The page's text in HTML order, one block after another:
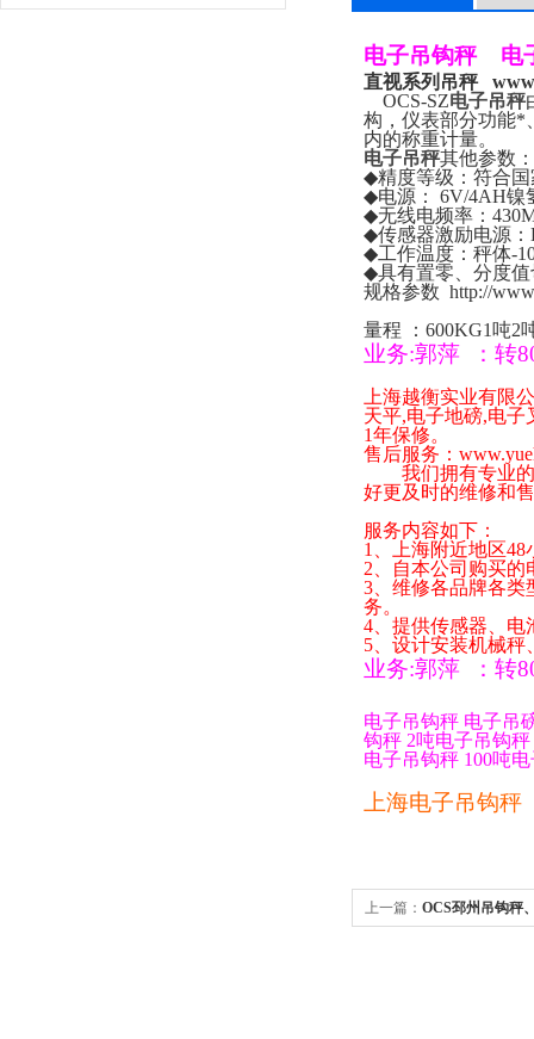
电子吊钩秤 电
直视系列吊秤
OCS-SZ电子吊秤
构，仪表部分功能*
内的称重计量。
电子吊秤其他参数：
◆精度等级：符合
◆电源： 6V/4AH镍
◆无线电频率：
◆传感器激励电源：
◆工作温度：秤体-
◆具有置零、分度
规格参数 http://
量程
： 600KG1 吨2
业务:郭萍 ： 转
上海越衡实业有限
天平,电子地磅,电子
1年保修。
售后服务：
我们拥有专业的
好更及时的维修和
服务内容如下：
1
、上海附近地区48
2 、自本公司购买
3 、维修各品牌各
务。
4 、提供传感器、
5 、设计安装机械
业务:郭萍 ： 转
电子吊钩秤 电子吊
钩秤 2吨电子吊钩秤
电子吊钩秤 100吨
上海电子吊钩秤
上一篇： OCS邳州吊钩秤